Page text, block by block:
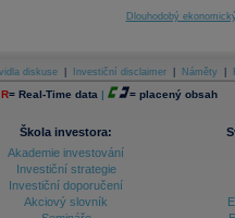
Dlouhodobý
diskuse Investiční disclaimer Náměty
R= Real-Time data | = placený obsah
Škola investora:
Akademie investování
Investiční strategie
Investiční doporučení
Akciový slovník